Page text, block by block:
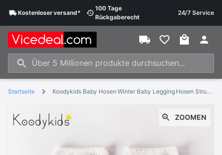
Kostenloserversand*
100 Tage
Rückgaberecht
24/7 Service
Startseite Koodykids Baby Hosen Winter Baby Legging Hosen Strumpfhosen Dicke Fleece Baby Mädchen Leggings Plus Samt Strumpfhosen Baby Strumpfhosen 0- 2 jahre
ZOOMEN